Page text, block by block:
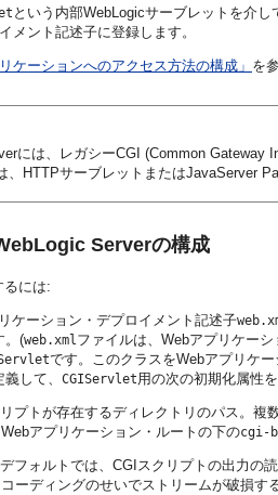
という内部WebLogicサーブレットを介
メント記述子に登録します。
ケーションへのアクセス方法の構成」 を
には、レガシーCGI (Common Gateway
、HTTPサーブレットまたはJavaServer
Serverの構成
るには:
ケーション・デプロイメント記述子
。(web.xmlファイルは、Webアプリケーシ
です。このクラスをWebアプリケ
して、 CGIServlet用の次の初期化属性
プトが存在するディレクトリのパス。複
アプリケーション・ルートの下のcgi-
フォルトでは、CGIスクリプトの出力の
ーディングのせいでストリームが破損